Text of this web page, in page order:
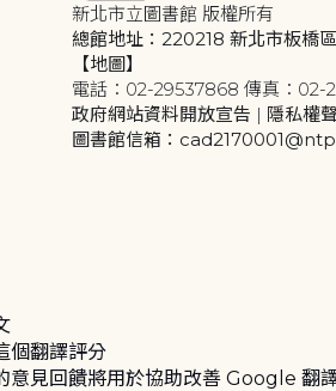
新北市立圖書館 版權所有
總館地址：220218 新北市板橋
【地圖】
電話：02-29537868 傳真：02-
政府網站資料開放宣告 | 隱私權
圖書館信箱：
個翻譯評分
意見回饋將用於協助改善 Google 翻